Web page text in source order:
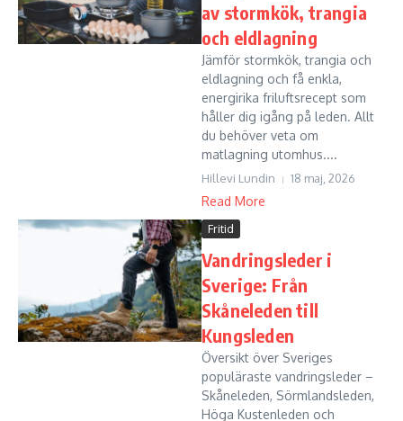
av stormkök, trangia
och eldlagning
Jämför stormkök, trangia och
eldlagning och få enkla,
energirika friluftsrecept som
håller dig igång på leden. Allt
du behöver veta om
matlagning utomhus....
Hillevi Lundin 18 maj, 2026
Read More
Fritid
Vandringsleder i
Sverige: Från
Skåneleden till
Kungsleden
Översikt över Sveriges
populäraste vandringsleder –
Skåneleden, Sörmlandsleden,
Höga Kustenleden och